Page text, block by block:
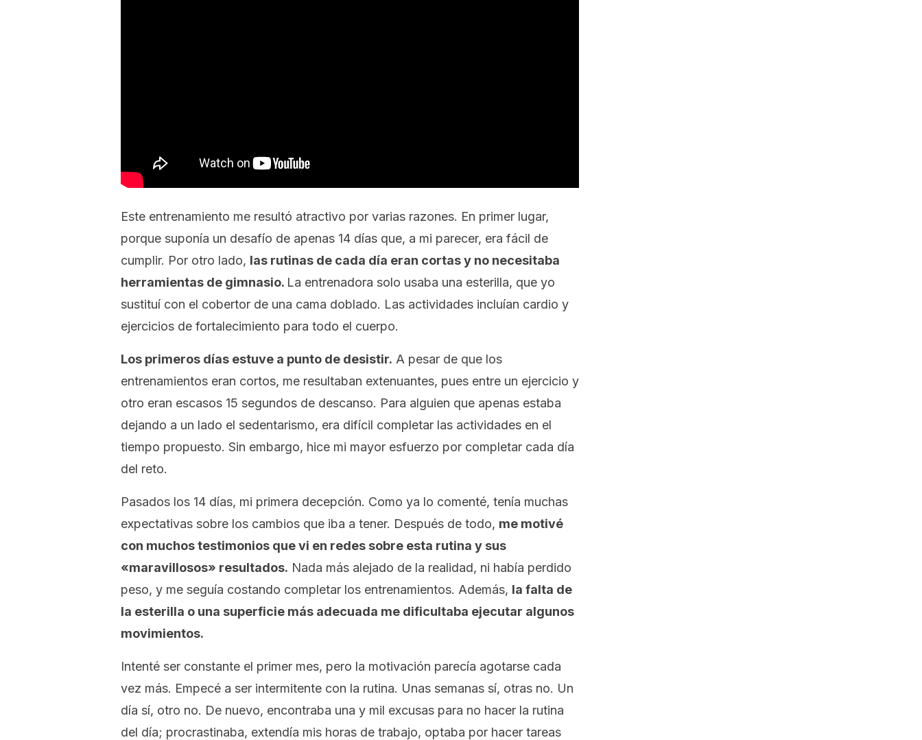
Este entrenamiento me resultó atractivo por varias razones. En primer lugar,
porque suponía un desafío de apenas 14 días que, a mi parecer, era fácil de
cumplir. Por otro lado, las rutinas de cada día eran cortas y no necesitaba
herramientas de gimnasio. La entrenadora solo usaba una esterilla, que yo
sustituí con el cobertor de una cama doblado. Las actividades incluían cardio y
ejercicios de fortalecimiento para todo el cuerpo.
Los primeros días estuve a punto de desistir. A pesar de que los
entrenamientos eran cortos, me resultaban extenuantes, pues entre un ejercicio y
otro eran escasos 15 segundos de descanso. Para alguien que apenas estaba
dejando a un lado el sedentarismo, era difícil completar las actividades en el
tiempo propuesto. Sin embargo, hice mi mayor esfuerzo por completar cada día
del reto.
Pasados los 14 días, mi primera decepción. Como ya lo comenté, tenía muchas
expectativas sobre los cambios que iba a tener. Después de todo, me motivé
con muchos testimonios que vi en redes sobre esta rutina y sus
«maravillosos» resultados. Nada más alejado de la realidad, ni había perdido
peso, y me seguía costando completar los entrenamientos. Además, la falta de
la esterilla o una superficie más adecuada me dificultaba ejecutar algunos
movimientos.
Intenté ser constante el primer mes, pero la motivación parecía agotarse cada
vez más. Empecé a ser intermitente con la rutina. Unas semanas sí, otras no. Un
día sí, otro no. De nuevo, encontraba una y mil excusas para no hacer la rutina
del día; procrastinaba, extendía mis horas de trabajo, optaba por hacer tareas